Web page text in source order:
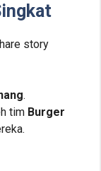
story
.
tim Burger